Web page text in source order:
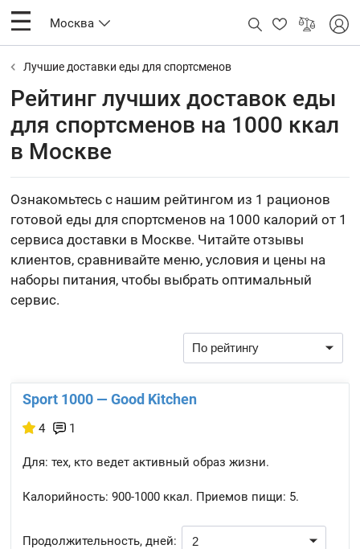
Москва
Лучшие доставки еды для спортсменов
Рейтинг лучших доставок еды
для спортсменов на 1000 ккал
в Москве
Ознакомьтесь с нашим рейтингом из 1 рационов
готовой еды для спортсменов на 1000 калорий от 1
сервиса доставки в Москве. Читайте отзывы
клиентов, сравнивайте меню, условия и цены на
наборы питания, чтобы выбрать оптимальный
сервис.
Sport 1000 — Good Kitchen
4 1
Для: тех, кто ведет активный образ жизни.
Калорийность: 900-1000 ккал. Приемов пищи: 5.
Продолжительность, дней: